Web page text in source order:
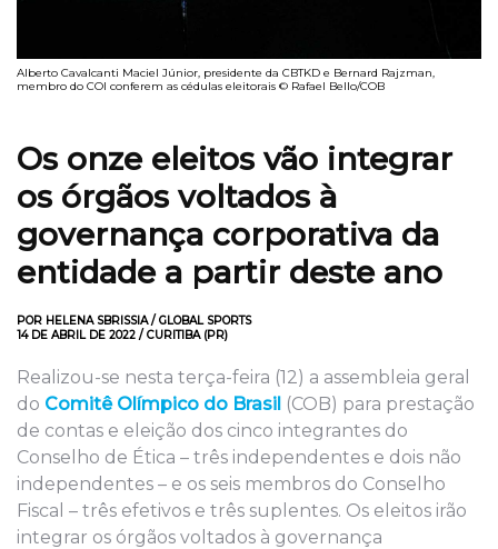
Alberto Cavalcanti Maciel Júnior, presidente da CBTKD e Bernard Rajzman,
membro do COI conferem as cédulas eleitorais © Rafael Bello/COB
Os onze eleitos vão integrar
os órgãos voltados à
governança corporativa da
entidade a partir deste ano
POR HELENA SBRISSIA / GLOBAL SPORTS
14 DE ABRIL DE 2022 / CURITIBA (PR)
Realizou-se nesta terça-feira (12) a assembleia geral
do Comitê Olímpico do Brasil (COB) para prestação
de contas e eleição dos cinco integrantes do
Conselho de Ética – três independentes e dois não
independentes – e os seis membros do Conselho
Fiscal – três efetivos e três suplentes. Os eleitos irão
integrar os órgãos voltados à governança